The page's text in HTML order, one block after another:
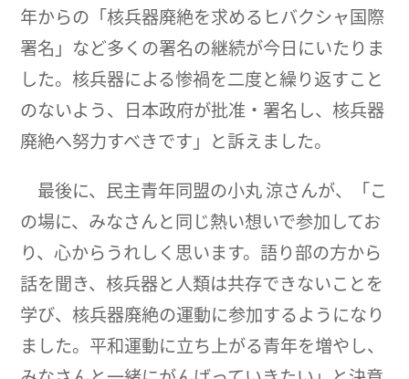
年からの「核兵器廃絶を求めるヒバクシャ国際
署名」など多くの署名の継続が今日にいたりま
した。核兵器による惨禍を二度と繰り返すこと
のないよう、日本政府が批准・署名し、核兵器
廃絶へ努力すべきです」と訴えました。
最後に、民主青年同盟の小丸 涼さんが、「こ
の場に、みなさんと同じ熱い想いで参加してお
り、心からうれしく思います。語り部の方から
話を聞き、核兵器と人類は共存できないことを
学び、核兵器廃絶の運動に参加するようになり
ました。平和運動に立ち上がる青年を増やし、